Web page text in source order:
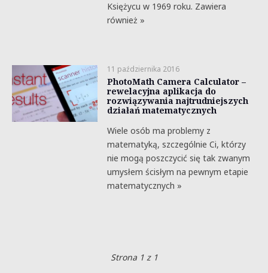
Księżycu w 1969 roku. Zawiera
również »
11 października 2016
PhotoMath Camera Calculator –
rewelacyjna aplikacja do
rozwiązywania najtrudniejszych
działań matematycznych
Wiele osób ma problemy z
matematyką, szczególnie Ci, którzy
nie mogą poszczycić się tak zwanym
umysłem ścisłym na pewnym etapie
matematycznych »
Strona 1 z 1